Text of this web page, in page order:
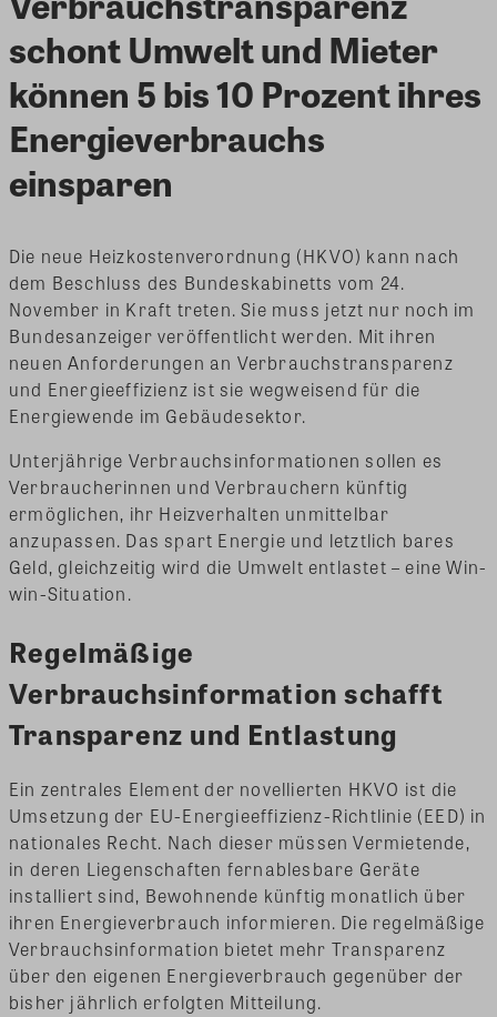
schont Umwelt und Mieter
können 5 bis 10 Prozent ihres
Energieverbrauchs
einsparen
Die neue Heizkostenverordnung (HKVO) kann nach
dem Beschluss des Bundeskabinetts vom 24.
November in Kraft treten. Sie muss jetzt nur noch im
Bundesanzeiger veröffentlicht werden. Mit ihren
neuen Anforderungen an Verbrauchstransparenz
und Energieeffizienz ist sie wegweisend für die
Energiewende im Gebäudesektor.
Unterjährige Verbrauchsinformationen sollen es
Verbraucherinnen und Verbrauchern künftig
ermöglichen, ihr Heizverhalten unmittelbar
anzupassen. Das spart Energie und letztlich bares
Geld, gleichzeitig wird die Umwelt entlastet – eine Win-
win-Situation.
Regelmäßige
Verbrauchsinformation schafft
Transparenz und Entlastung
Ein zentrales Element der novellierten HKVO ist die
Umsetzung der EU-Energieeffizienz-Richtlinie (EED) in
nationales Recht. Nach dieser müssen Vermietende,
in deren Liegenschaften fernablesbare Geräte
installiert sind, Bewohnende künftig monatlich über
ihren Energieverbrauch informieren. Die regelmäßige
Verbrauchsinformation bietet mehr Transparenz
über den eigenen Energieverbrauch gegenüber der
bisher jährlich erfolgten Mitteilung.